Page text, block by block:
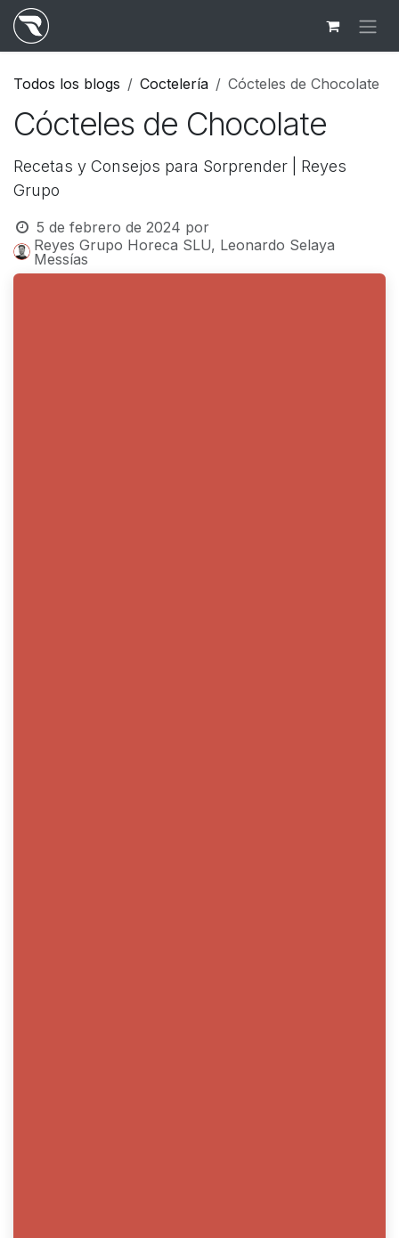
Ir al contenido
Todos los blogs Coctelería Cócteles de Chocolate
Cócteles de Chocolate
Recetas y Consejos para Sorprender | Reyes
Grupo
5 de febrero de 2024 por
Reyes Grupo Horeca SLU, Leonardo Selaya
Messías